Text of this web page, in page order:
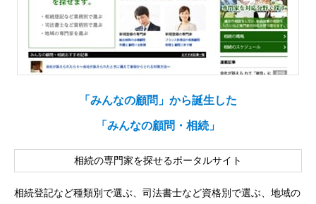
「みんなの顧問」から誕生した
「みんなの顧問・相続」
相続の専門家を探せるポータルサイト
相続登記など種類別で選ぶ、司法書士など資格別で選ぶ、地域の